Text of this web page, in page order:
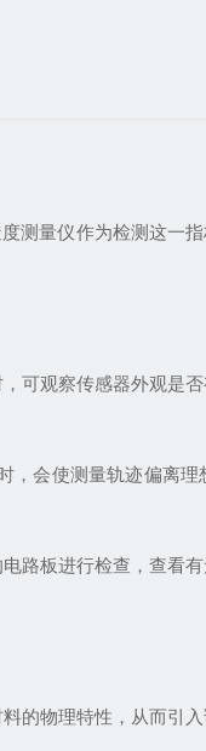
量仪作为检测这一指
可观察传感器外观是
会使测量轨迹偏离理
板进行检查，查看
物理特性，从而引